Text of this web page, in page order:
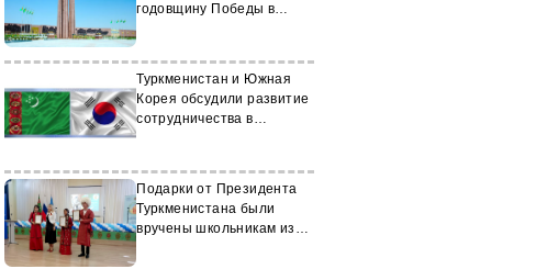
годовщину Победы в
Туркменистан и Южная
Корея обсудили развитие
сотрудничества в
Подарки от Президента
Туркменистана были
вручены школьникам из